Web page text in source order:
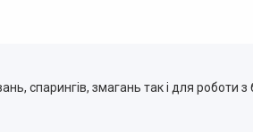
спарингів, змагань так і для роботи